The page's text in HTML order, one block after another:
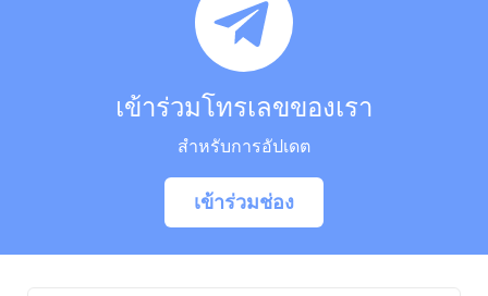
เข้าร่วมโทรเลขของเรา
สำหรับการอัปเดต
เข้าร่วมช่อง